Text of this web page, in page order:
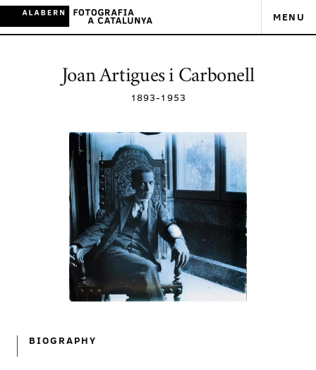
MENU
Joan Artigues i Carbonell
1893-1953
BIOGRAPHY